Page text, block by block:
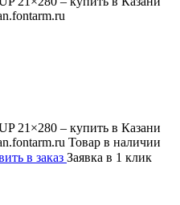
в заказ Заявка в 1 клик